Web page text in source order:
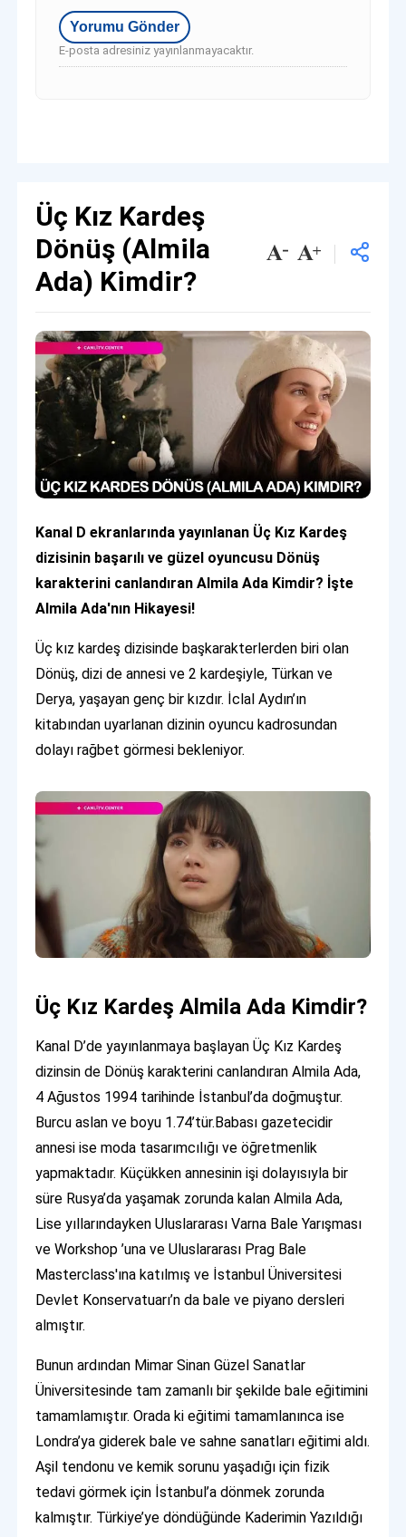
E-posta adresiniz yayınlanmayacaktır.
Üç Kız Kardeş
Dönüş (Almila
Ada) Kimdir?
Kanal D ekranlarında yayınlanan Üç Kız Kardeş
dizisinin başarılı ve güzel oyuncusu Dönüş
karakterini canlandıran Almila Ada Kimdir? İşte
Almila Ada'nın Hikayesi!
Üç kız kardeş dizisinde başkarakterlerden biri olan
Dönüş, dizi de annesi ve 2 kardeşiyle, Türkan ve
Derya, yaşayan genç bir kızdır. İclal Aydın’ın
kitabından uyarlanan dizinin oyuncu kadrosundan
dolayı rağbet görmesi bekleniyor.
Üç Kız Kardeş Almila Ada Kimdir?
Kanal D’de yayınlanmaya başlayan Üç Kız Kardeş
dizinsin de Dönüş karakterini canlandıran Almila Ada,
4 Ağustos 1994 tarihinde İstanbul’da doğmuştur.
Burcu aslan ve boyu 1.74’tür.Babası gazetecidir
annesi ise moda tasarımcılığı ve öğretmenlik
yapmaktadır. Küçükken annesinin işi dolayısıyla bir
süre Rusya’da yaşamak zorunda kalan Almila Ada,
Lise yıllarındayken Uluslararası Varna Bale Yarışması
ve Workshop ’una ve Uluslararası Prag Bale
Masterclass'ına katılmış ve İstanbul Üniversitesi
Devlet Konservatuarı’n da bale ve piyano dersleri
almıştır.
Bunun ardından Mimar Sinan Güzel Sanatlar
Üniversitesinde tam zamanlı bir şekilde bale eğitimini
tamamlamıştır. Orada ki eğitimi tamamlanınca ise
Londra’ya giderek bale ve sahne sanatları eğitimi aldı.
Aşil tendonu ve kemik sorunu yaşadığı için fizik
tedavi görmek için İstanbul’a dönmek zorunda
kalmıştır. Türkiye’ye döndüğünde Kaderimin Yazıldığı